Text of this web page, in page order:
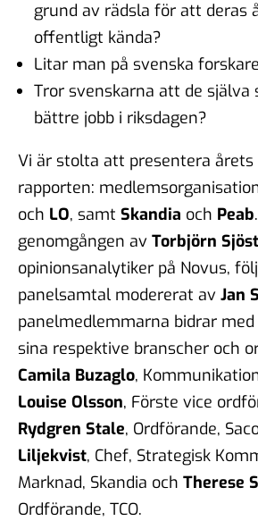
grund av rädsla för att deras
offentligt kända?
Litar man på svenska
Tror svenskarna att de
bättre jobb i riksdagen?
Vi är stolta att presentera
rapporten:
och LO, samt Skandia och Peab
genomgången av Torbjörn
opinionsanalytiker på Novus,
panelsamtal modererat av Jan
panelmedlemmarna bidrar
sina respektive branscher och
Camila Buzaglo,
Louise Olsson, Förste vice
Rydgren Stale, Ordförande,
Liljekvist, Chef, Strategisk
Marknad, Skandia och Therese
Ordförande, TCO.